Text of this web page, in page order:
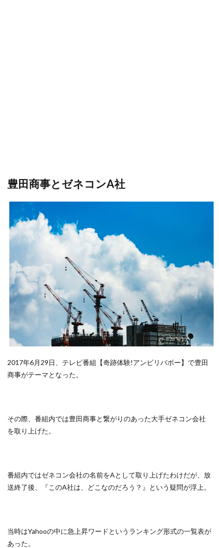
豊田商事とゼネコンA社
2017年6月29日、テレビ番組【奇跡体験!アンビリバボー】で豊田
商事がテーマとなった。
その際、番組内では豊田商事と繋がりのあった大手ゼネコン会社
を取り上げた。
番組内ではゼネコン会社の名前をAとして取り上げたわけだが、放
送終了後、『このA社は、どこなのだろう？』という疑問が浮上。
当時はYahooの中に急上昇ワードというランキング形式の一覧表が
あった。